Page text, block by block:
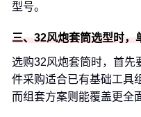
型号。
三、32风炮套筒选型时，
选购32风炮套筒时，首先
件采购适合已有基础工具
而组套方案则能覆盖更全